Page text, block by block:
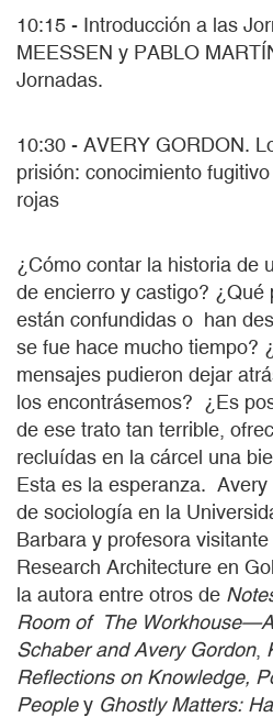
10:15 - Introducción a las
MEESSEN y PABLO
Jornadas.
10:30 - AVERY GORDON.
prisión: conocimiento
rojas
¿Cómo contar la historia de
de encierro y castigo? ¿Qué
están confundidas o han
se fue hace mucho tiempo?
mensajes pudieron dejar
los encontrásemos? ¿Es
de ese trato tan terrible,
recluídas en la cárcel una
Esta es la esperanza.
de sociología en la
Barbara y profesora
Research Architecture en
la autora entre otros de
Room of The
Schaber and Avery Gordon,
Reflections on Knowledge,
Peopley Ghostly Matters: